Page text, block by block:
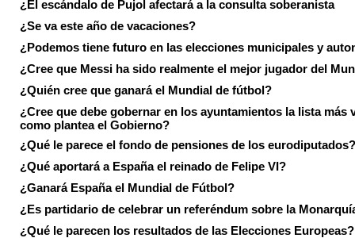
¿El escándalo de Pujol afectará a la consulta soberanista
¿Se va este año de vacaciones?
¿Podemos tiene futuro en las elecciones municipales y
¿Cree que Messi ha sido realmente el mejor jugador del
¿Quién cree que ganará el Mundial de fútbol?
¿Cree que debe gobernar en los ayuntamientos la lista más
como plantea el Gobierno?
¿Qué le parece el fondo de pensiones de los eurodiputados?
¿Qué aportará a España el reinado de Felipe VI?
¿Ganará España el Mundial de Fútbol?
¿Es partidario de celebrar un referéndum sobre la
¿Qué le parecen los resultados de las Elecciones Europeas?